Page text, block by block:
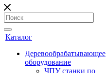
Каталог
Деревообрабатывающее
оборудование
ЧПУ станки по